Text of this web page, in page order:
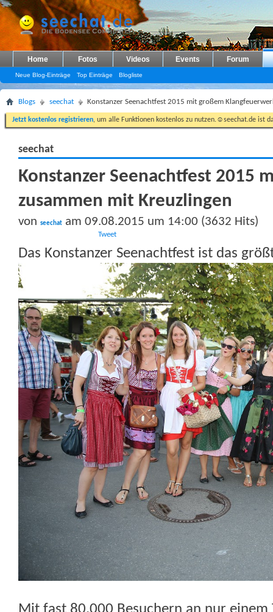
Home Fotos Videos Events Forum
Neue Blog-Einträge Top Einträge Blogliste
Blogs seechat Konstanzer Seenachtfest 2015 mit großem
Jetzt kostenlos registrieren, um alle Funktionen kostenlos zu nutzen.☺seechat.de ist
seechat
Konstanzer Seenachtfest 2015
zusammen mit Kreuzlingen
von seechat am 09.08.2015 um 14:00 (3632 Hits)
Tweet
Das Konstanzer Seenachtfest ist das